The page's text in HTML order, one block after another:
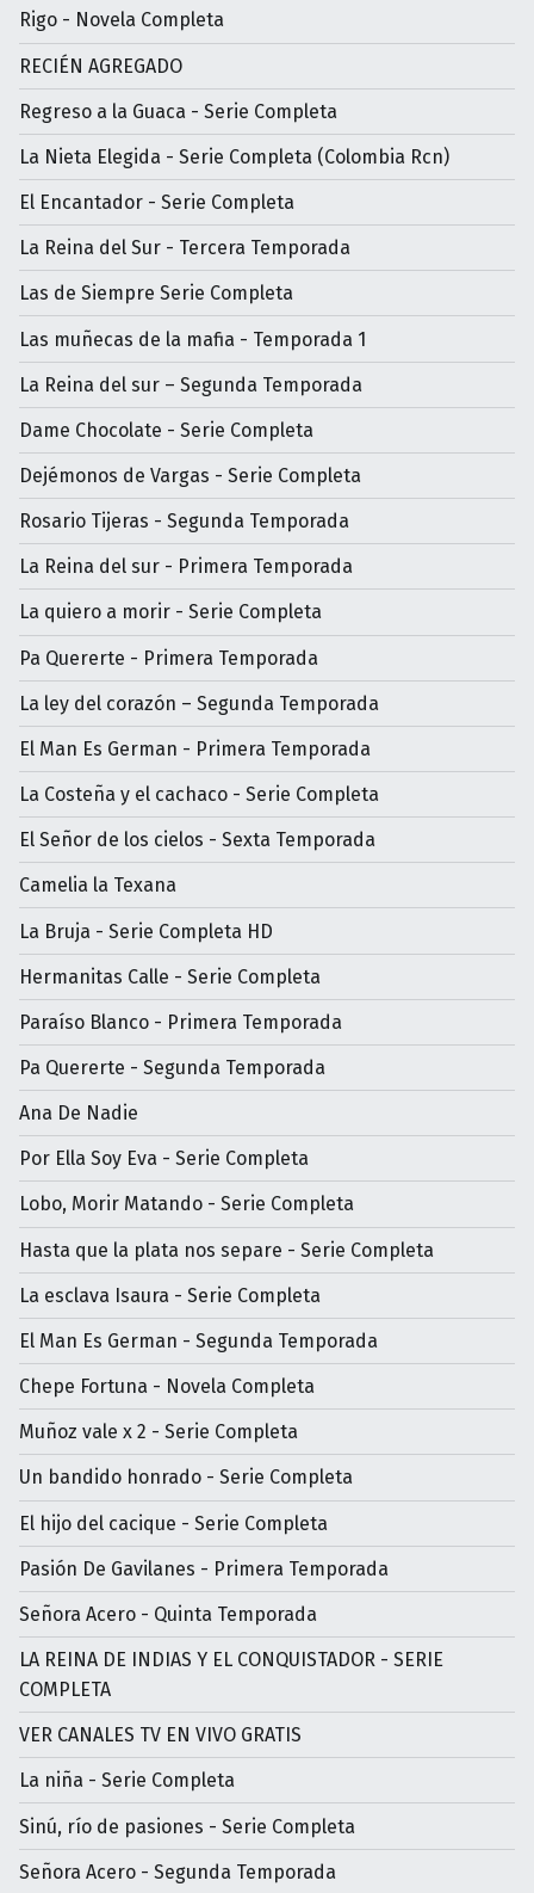
Rigo - Novela Completa
RECIÉN AGREGADO
Regreso a la Guaca - Serie Completa
La Nieta Elegida - Serie Completa (Colombia Rcn)
El Encantador - Serie Completa
La Reina del Sur - Tercera Temporada
Las de Siempre Serie Completa
Las muñecas de la mafia - Temporada 1
La Reina del sur – Segunda Temporada
Dame Chocolate - Serie Completa
Dejémonos de Vargas - Serie Completa
Rosario Tijeras - Segunda Temporada
La Reina del sur - Primera Temporada
La quiero a morir - Serie Completa
Pa Quererte - Primera Temporada
La ley del corazón – Segunda Temporada
El Man Es German - Primera Temporada
La Costeña y el cachaco - Serie Completa
El Señor de los cielos - Sexta Temporada
Camelia la Texana
La Bruja - Serie Completa HD
Hermanitas Calle - Serie Completa
Paraíso Blanco - Primera Temporada
Pa Quererte - Segunda Temporada
Ana De Nadie
Por Ella Soy Eva - Serie Completa
Lobo, Morir Matando - Serie Completa
Hasta que la plata nos separe - Serie Completa
La esclava Isaura - Serie Completa
El Man Es German - Segunda Temporada
Chepe Fortuna - Novela Completa
Muñoz vale x 2 - Serie Completa
Un bandido honrado - Serie Completa
El hijo del cacique - Serie Completa
Pasión De Gavilanes - Primera Temporada
Señora Acero - Quinta Temporada
LA REINA DE INDIAS Y EL CONQUISTADOR - SERIE
COMPLETA
VER CANALES TV EN VIVO GRATIS
La niña - Serie Completa
Sinú, río de pasiones - Serie Completa
Señora Acero - Segunda Temporada